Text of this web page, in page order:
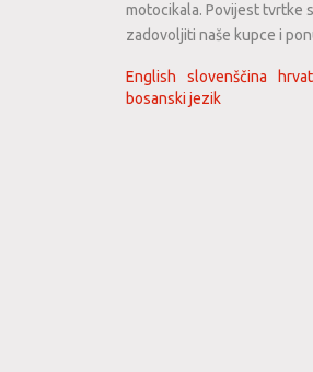
motocikala. Povijest tvrtke
zadovoljiti naše kupce i
English slovenščina
bosanski jezik